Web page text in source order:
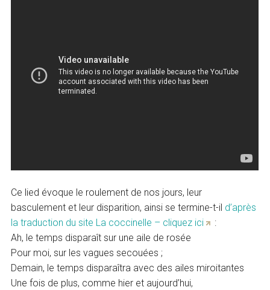
Ce lied évoque le roulement de nos jours, leur
basculement et leur disparition, ainsi se termine-t-il d’après
la traduction du site La coccinelle – cliquez ici
:
Ah, le temps disparaît sur une aile de rosée
Pour moi, sur les vagues secouées ;
Demain, le temps disparaîtra avec des ailes miroitantes
Une fois de plus, comme hier et aujourd’hui,